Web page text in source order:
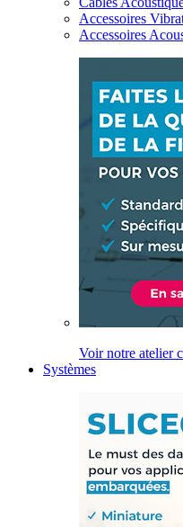
Accessoires
Accessoires
Voir notre atelier
Systèmes